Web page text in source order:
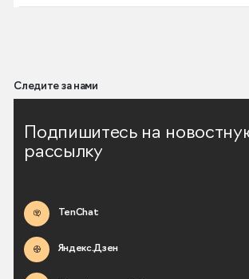
Следите за нами
Подпишитесь на
рассылку
TenChat
Яндекс.Дзен